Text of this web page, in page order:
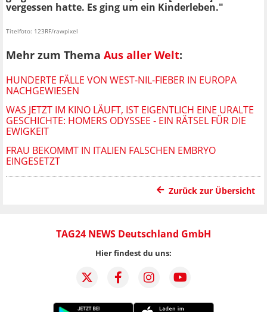
vergessen hatte. Es ging um ein Kinderleben."
Titelfoto: 123RF/rawpixel
Mehr zum Thema Aus aller Welt:
HUNDERTE FÄLLE VON WEST-NIL-FIEBER IN EUROPA
NACHGEWIESEN
WAS JETZT IM KINO LÄUFT, IST EIGENTLICH EINE URALTE
GESCHICHTE: HOMERS ODYSSEE - EIN RÄTSEL FÜR DIE
EWIGKEIT
FRAU BEKOMMT IN ITALIEN FALSCHEN EMBRYO
EINGESETZT
Zurück zur Übersicht
TAG24 NEWS Deutschland GmbH
Hier findest du uns: